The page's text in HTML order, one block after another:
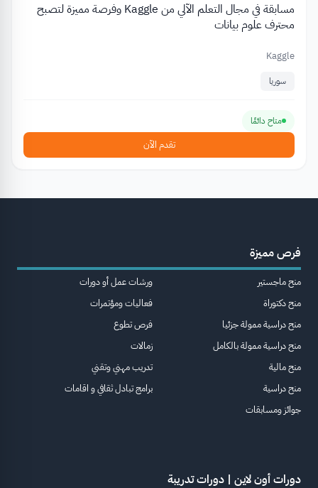
مسابقة في مجال التعلم الآلي من Kaggle وفرصة مميزة لتصبح
محترف علوم بيانات
Kaggle
سوريا
متاح دائمًا
تقدم الآن
فرص مميزة
منح ماجستير
منح دكتوراة
منح دراسية ممولة جزئيا
منح دراسية ممولة بالكامل
منح مالية
منح دراسية
جوائز ومسابقات
ورشات عمل أو دورات
فعاليات ومؤتمرات
فرص تطوع
زمالات
تدريب مهني وتقني
برامج تبادل ثقافي و اقامات
دورات أون لاين | دورات تدريبة